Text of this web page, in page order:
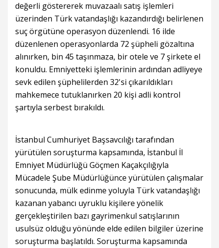
değerli göstererek muvazaalı satış işlemleri
üzerinden Türk vatandaşlığı kazandırdığı belirlenen
suç örgütüne operasyon düzenlendi. 16 ilde
düzenlenen operasyonlarda 72 şüpheli gözaltına
alınırken, bin 45 taşınmaza, bir otele ve 7 şirkete el
konuldu. Emniyetteki işlemlerinin ardından adliyeye
sevk edilen şüphelilerden 32'si çıkarıldıkları
mahkemece tutuklanırken 20 kişi adli kontrol
şartıyla serbest bırakıldı.
İstanbul Cumhuriyet Başsavcılığı tarafından
yürütülen soruşturma kapsamında, İstanbul İl
Emniyet Müdürlüğü Göçmen Kaçakçılığıyla
Mücadele Şube Müdürlüğünce yürütülen çalışmalar
sonucunda, mülk edinme yoluyla Türk vatandaşlığı
kazanan yabancı uyruklu kişilere yönelik
gerçekleştirilen bazı gayrimenkul satışlarının
usulsüz olduğu yönünde elde edilen bilgiler üzerine
soruşturma başlatıldı. Soruşturma kapsamında